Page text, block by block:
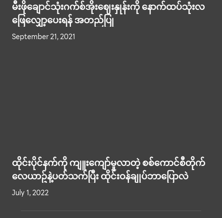
မီးဖိုချောင်သုံးဂက်စ်အိုးဈေးနှုန်းကို နောက်ထပ်သုံးလ
ဖြေလျှော့ပေးရန် အတည်ပြု
September 21, 2021
ထိုင်းပိုင်နက်ကို ကျူးကျော်မှုလာတဲ့ စစ်ကောင်စီတိုက်
လေယာဥ်နဲ့ပတ်သက်ပြီး ထိုင်းဝန်ချုပ်ဘာပြောလဲ
July 1, 2022